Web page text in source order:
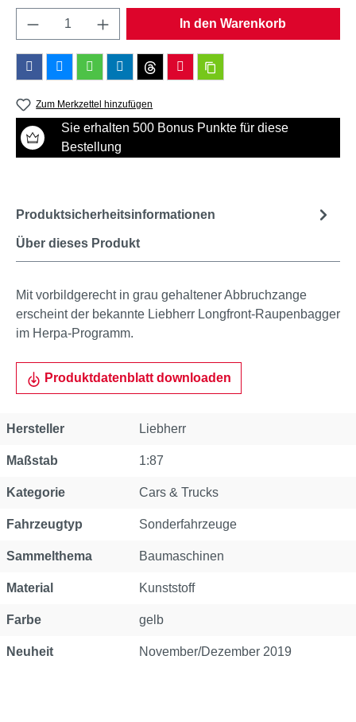
Produkt Anzahl: Gib den gewünschten
In den Warenkorb
Zum Merkzettel hinzufügen
Sie erhalten 500 Bonus Punkte für diese
Bestellung
Über dieses Produkt
Produktsicherheitsinformationen
Mit vorbildgerecht in grau gehaltener Abbruchzange
erscheint der bekannte Liebherr Longfront-Raupenbagger
im Herpa-Programm.
Produktdatenblatt downloaden
Eigenschaft
Hersteller Liebherr
Maßstab 1:87
Kategorie Cars & Trucks
Fahrzeugtyp Sonderfahrzeuge
Sammelthema Baumaschinen
Material Kunststoff
Farbe gelb
Neuheit November/Dezember 2019